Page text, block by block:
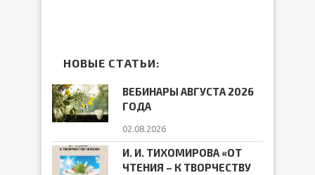
НОВЫЕ СТАТЬИ:
ВЕБИНАРЫ АВГУСТА 2026
ГОДА
02.08.2026
И. И. ТИХОМИРОВА «ОТ
ЧТЕНИЯ – К ТВОРЧЕСТВУ